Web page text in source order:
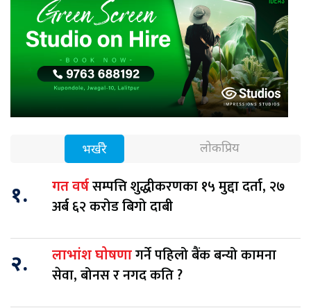
भर्खरै लोकप्रिय
१. गत वर्षसम्पत्ति शुद्धीकरणका १५ मुद्दा दर्ता, २७
अर्ब ६२ करोड बिगो दाबी
२. लाभांश घोषणागर्ने पहिलो बैंक बन्यो कामना
सेवा, बोनस र नगद कति ?